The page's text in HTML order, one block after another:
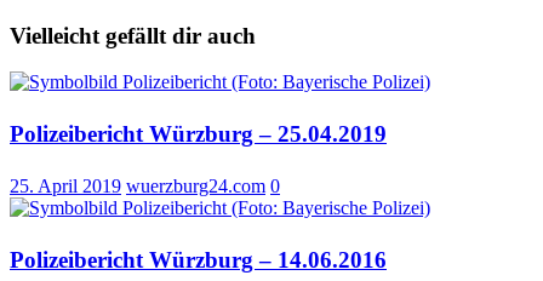
Vielleicht gefällt dir auch
Polizeibericht Würzburg – 25.04.2019
25. April 2019 wuerzburg24.com 0
Polizeibericht Würzburg – 14.06.2016